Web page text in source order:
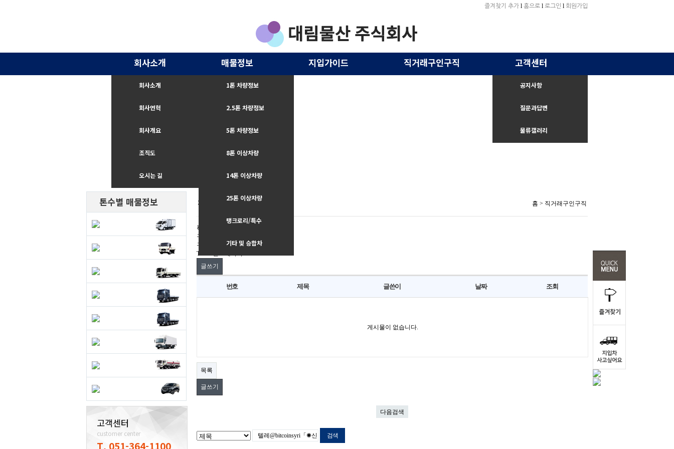
즐겨찾기 추가 l 홈으로 l 로그인 l 회원가입
회사소개
회사소개
회사연혁
회사개요
조직도
오시는 길
매물정보
1톤 차량정보
2.5톤 차량정보
5톤 차량정보
8톤 이상차량
14톤 이상차량
25톤 이상차량
탱크로리/특수
차량
기타 및 승합차
지입가이드 직거래구인구직 고객센터
공지사항
질문과답변
물류갤러리
톤수별 매물정보
고객센터
customer center
T. 051-364-1100
직거래구인구직 홈 > 직거래구인구직
직거래구인구직 카테고리
구인
구직
Total 0건
글쓰기
번호 제목 글쓴이 날짜 조회
게시물이 없습니다.
목록
글쓰기
다음검색